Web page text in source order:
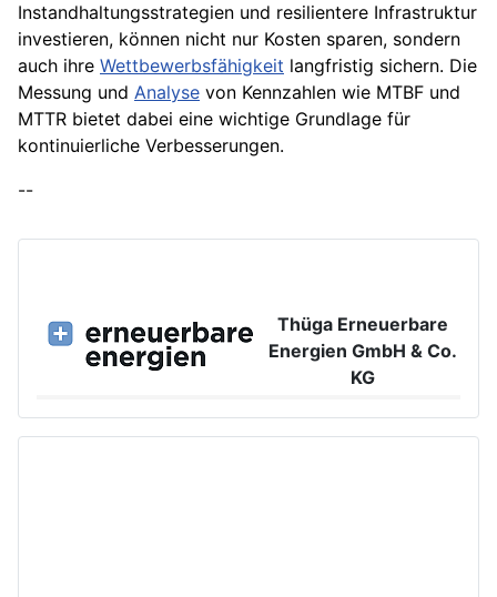
Instandhaltungsstrategien und resilientere Infrastruktur
investieren, können nicht nur Kosten sparen, sondern
auch ihre Wettbewerbsfähigkeit langfristig sichern. Die
Messung und Analyse von Kennzahlen wie MTBF und
MTTR bietet dabei eine wichtige Grundlage für
kontinuierliche Verbesserungen.
--
Thüga Erneuerbare
Energien GmbH & Co.
KG
www.ee.thuega.de